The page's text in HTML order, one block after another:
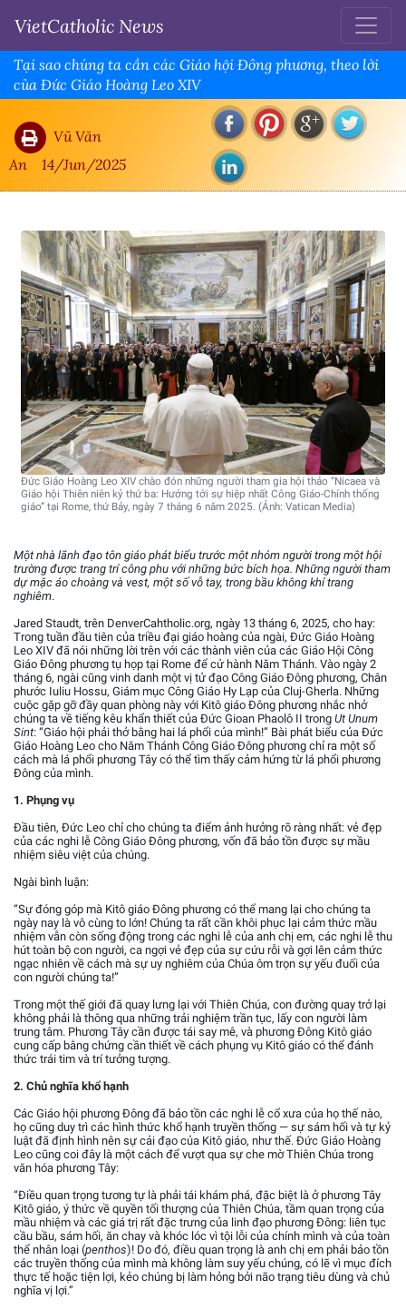
VietCatholic News
Tại sao chúng ta cần các Giáo hội Đông phương, theo lời
của Đức Giáo Hoàng Leo XIV
Vũ Văn
An
14/Jun/2025
Đức Giáo Hoàng Leo XIV chào đón những người tham gia hội thảo “Nicaea và
Giáo hội Thiên niên kỷ thứ ba: Hướng tới sự hiệp nhất Công Giáo-Chính thống
giáo” tại Rome, thứ Bảy, ngày 7 tháng 6 năm 2025. (Ảnh: Vatican Media)
Một nhà lãnh đạo tôn giáo phát biểu trước một nhóm người trong một hội
trường được trang trí công phu với những bức bích họa. Những người tham
dự mặc áo choàng và vest, một số vỗ tay, trong bầu không khí trang
nghiêm.
Jared Staudt, trên DenverCahtholic.org, ngày 13 tháng 6, 2025, cho hay:
Trong tuần đầu tiên của triều đại giáo hoàng của ngài, Đức Giáo Hoàng
Leo XIV đã nói những lời trên với các thành viên của các Giáo Hội Công
Giáo Đông phương tụ họp tại Rome để cử hành Năm Thánh. Vào ngày 2
tháng 6, ngài cũng vinh danh một vị tử đạo Công Giáo Đông phương, Chân
phước Iuliu Hossu, Giám mục Công Giáo Hy Lạp của Cluj-Gherla. Những
cuộc gặp gỡ đầy quan phòng này với Kitô giáo Đông phương nhắc nhở
chúng ta về tiếng kêu khẩn thiết của Đức Gioan Phaolô II trong Ut Unum
Sint: “Giáo hội phải thở bằng hai lá phổi của mình!” Bài phát biểu của Đức
Giáo Hoàng Leo cho Năm Thánh Công Giáo Đông phương chỉ ra một số
cách mà lá phổi phương Tây có thể tìm thấy cảm hứng từ lá phổi phương
Đông của mình.
1. Phụng vụ
Đầu tiên, Đức Leo chỉ cho chúng ta điểm ảnh hưởng rõ ràng nhất: vẻ đẹp
của các nghi lễ Công Giáo Đông phương, vốn đã bảo tồn được sự mầu
nhiệm siêu việt của chúng.
Ngài bình luận:
“Sự đóng góp mà Kitô giáo Đông phương có thể mang lại cho chúng ta
ngày nay là vô cùng to lớn! Chúng ta rất cần khôi phục lại cảm thức mầu
nhiệm vẫn còn sống động trong các nghi lễ của anh chị em, các nghi lễ thu
hút toàn bộ con người, ca ngợi vẻ đẹp của sự cứu rỗi và gợi lên cảm thức
ngạc nhiên về cách mà sự uy nghiêm của Chúa ôm trọn sự yếu đuối của
con người chúng ta!”
Trong một thế giới đã quay lưng lại với Thiên Chúa, con đường quay trở lại
không phải là thông qua những trải nghiệm trần tục, lấy con người làm
trung tâm. Phương Tây cần được tái say mê, và phương Đông Kitô giáo
cung cấp bằng chứng cần thiết về cách phụng vụ Kitô giáo có thể đánh
thức trái tim và trí tưởng tượng.
2. Chủ nghĩa khổ hạnh
Các Giáo hội phương Đông đã bảo tồn các nghi lễ cổ xưa của họ thế nào,
họ cũng duy trì các hình thức khổ hạnh truyền thống — sự sám hối và tự kỷ
luật đã định hình nên sự cải đạo của Kitô giáo, như thế. Đức Giáo Hoàng
Leo cũng coi đây là một cách để vượt qua sự che mờ Thiên Chúa trong
văn hóa phương Tây:
“Điều quan trọng tương tự là phải tái khám phá, đặc biệt là ở phương Tây
Kitô giáo, ý thức về quyền tối thượng của Thiên Chúa, tầm quan trọng của
mầu nhiệm và các giá trị rất đặc trưng của linh đạo phương Đông: liên tục
cầu bầu, sám hối, ăn chay và khóc lóc vì tội lỗi của chính mình và của toàn
thể nhân loại (penthos)! Do đó, điều quan trọng là anh chị em phải bảo tồn
các truyền thống của mình mà không làm suy yếu chúng, có lẽ vì mục đích
thực tế hoặc tiện lợi, kẻo chúng bị làm hỏng bởi não trạng tiêu dùng và chủ
nghĩa vị lợi.”